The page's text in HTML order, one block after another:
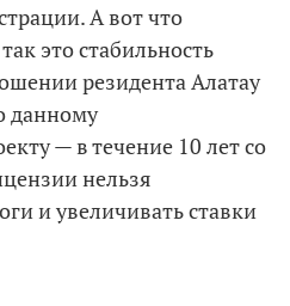
А вот что
это стабильность
резидента Алатау
данному
— в течение 10 лет со
нельзя
и увеличивать ставки